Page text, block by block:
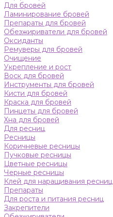
Для бровей
Ламинирование бровей
Препараты для бровей
Обезжириватели для бровей
Оксиданты
Ремуверы для бровей
Очищение
Укрепление и рост
Воск для бровей
Инструменты для бровей
Кисти для бровей
Краска для бровей
Пинцеты для бровей
Хна для бровей
Для ресниц
Ресницы
Коричневые ресницы
Пучковые ресницы
Цветные ресницы
Черные ресницы
Клей для наращивания ресниц
Препараты
Для роста и питания ресниц
Закрепители